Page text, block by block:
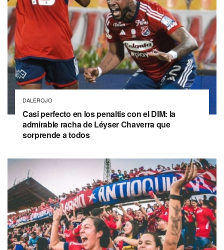
DALEROJO
Casi perfecto en los penaltis con el DIM: la
admirable racha de Léyser Chaverra que
sorprende a todos